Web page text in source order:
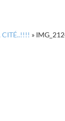
CITÉ..!!!! »